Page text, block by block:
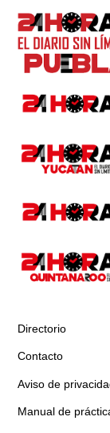
Directorio
Contacto
Aviso de
Manual de